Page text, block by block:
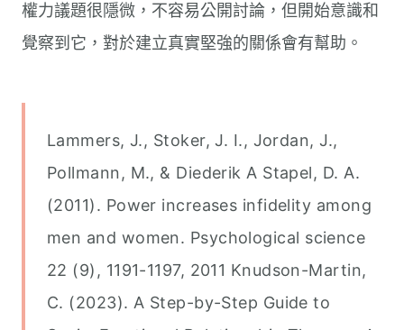
權力議題很隱微，不容易公開討論，但開始意識和
覺察到它，對於建立真實堅強的關係會有幫助。
Lammers, J., Stoker, J. I., Jordan, J.,
Pollmann, M., & Diederik A Stapel, D. A.
(2011). Power increases infidelity among
men and women. Psychological science
22 (9), 1191-1197, 2011 Knudson-Martin,
C. (2023). A Step-by-Step Guide to